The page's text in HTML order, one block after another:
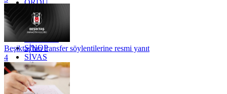
ORDU
OSMANİYE
RİZE
SAKARYA
SİNOP
SİVAS
SİİRT
TEKİRDAĞ
TOKAT
Beşiktaş'tan transfer söylentilerine resmi yanıt
4